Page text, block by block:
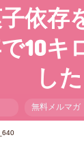
依存
10キ
した
無料メルマガ